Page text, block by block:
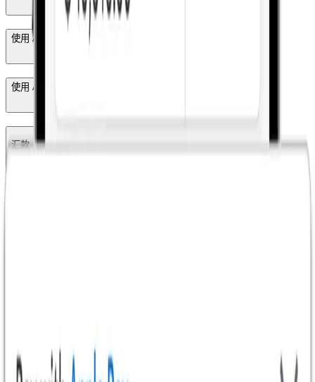
使用 Apple Pay 需要支付哪些费用？
使用 Apple Pay 支付是否有任何限制？
汇款